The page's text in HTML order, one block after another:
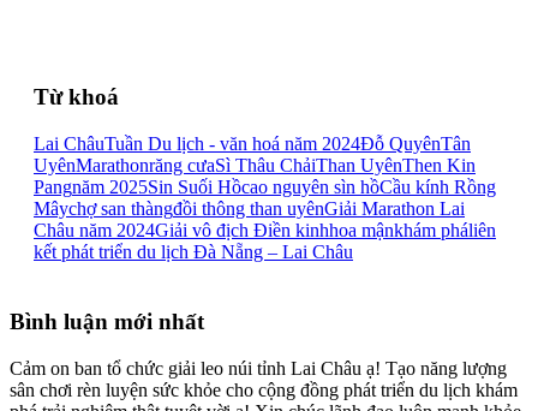
Từ khoá
Lai ChâuTuần Du lịch - văn hoá năm 2024Đỗ QuyênTân
UyênMarathonrăng cưaSì Thâu ChảiThan UyênThen Kin
Pangnăm 2025Sin Suối Hồcao nguyên sìn hồCầu kính Rồng
Mâychợ san thàngđồi thông than uyênGiải Marathon Lai
Châu năm 2024Giải vô địch Điền kinhhoa mậnkhám pháliên
kết phát triển du lịch Đà Nẵng – Lai Châu
Bình luận mới nhất
Cảm on ban tổ chức giải leo núi tỉnh Lai Châu ạ! Tạo năng lượng
sân chơi rèn luyện sức khỏe cho cộng đồng phát triển du lịch khám